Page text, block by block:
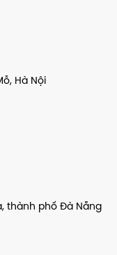
Hà Nội
thành phố Đà Nẵng